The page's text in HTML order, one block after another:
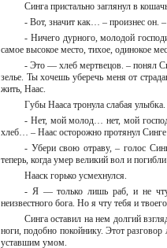
Синга пристально заглянул в
- Вот, значит как… – произнес он.
- Ничего дурного, молодой
самое высокое место, тихое, одинокое
- Это — хлеб мертвецов. – понял
зелье. Ты хочешь уберечь меня от
жить, Наас.
Губы Нааса тронула слабая улыбка.
- Нет, мой молод… нет, мой
хлеб… – Наас осторожно протянул
- Убери свою отраву, – голос
теперь, когда умер великий вол и
Нааск горько усмехнулся.
- Я — только лишь раб, и не
неизвестного бога. Но я чту тебя и
Синга оставил на нем долгий
ноги, подобно покойнику. Этот
уставшим умом.